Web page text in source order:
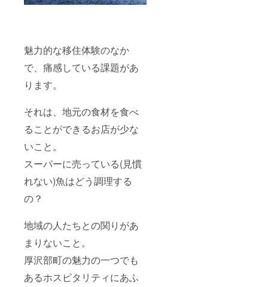
魅力的な移住体験のなか
で、痛感している課題があ
ります。
それは、地元の食材を食べ
ることができるお店が少な
いこと。
スーパーに売っている(見慣
れない)魚はどう調理する
の？
地域の人たちとの関りがあ
まりないこと。
厚沢部町の魅力の一つでも
あるホスピタリティにあふ